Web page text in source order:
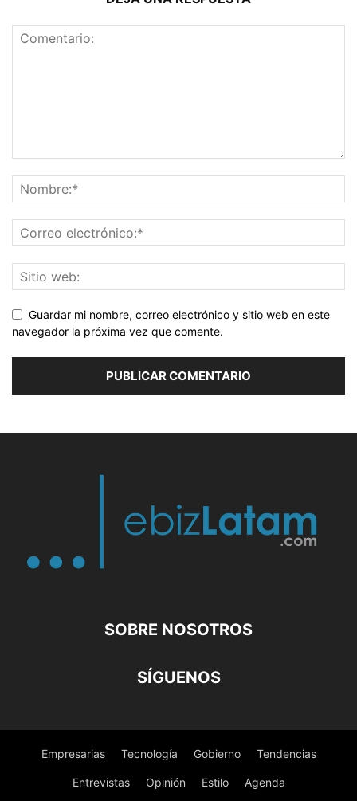
Guardar mi nombre, correo electrónico y sitio web en este
navegador la próxima vez que comente.
SOBRE NOSOTROS
SÍGUENOS
Empresarias Tecnología Gobierno Tendencias
Entrevistas Opinión Estilo Agenda